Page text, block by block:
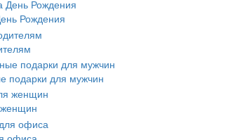
Рождения
подарки для мужчин